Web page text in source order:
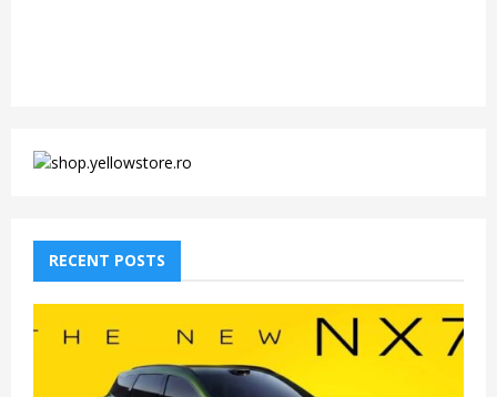
RECENT POSTS